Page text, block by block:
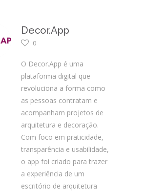
Decor.App
0
O Decor.App é uma
plataforma digital que
revoluciona a forma como
as pessoas contratam e
acompanham projetos de
arquitetura e decoração.
Com foco em praticidade,
transparência e usabilidade,
o app foi criado para trazer
a experiência de um
escritório de arquitetura